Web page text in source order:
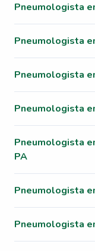
Pneumologista
Pneumologista
Pneumologista
Pneumologista
Pneumologista
PA
Pneumologista
Pneumologista